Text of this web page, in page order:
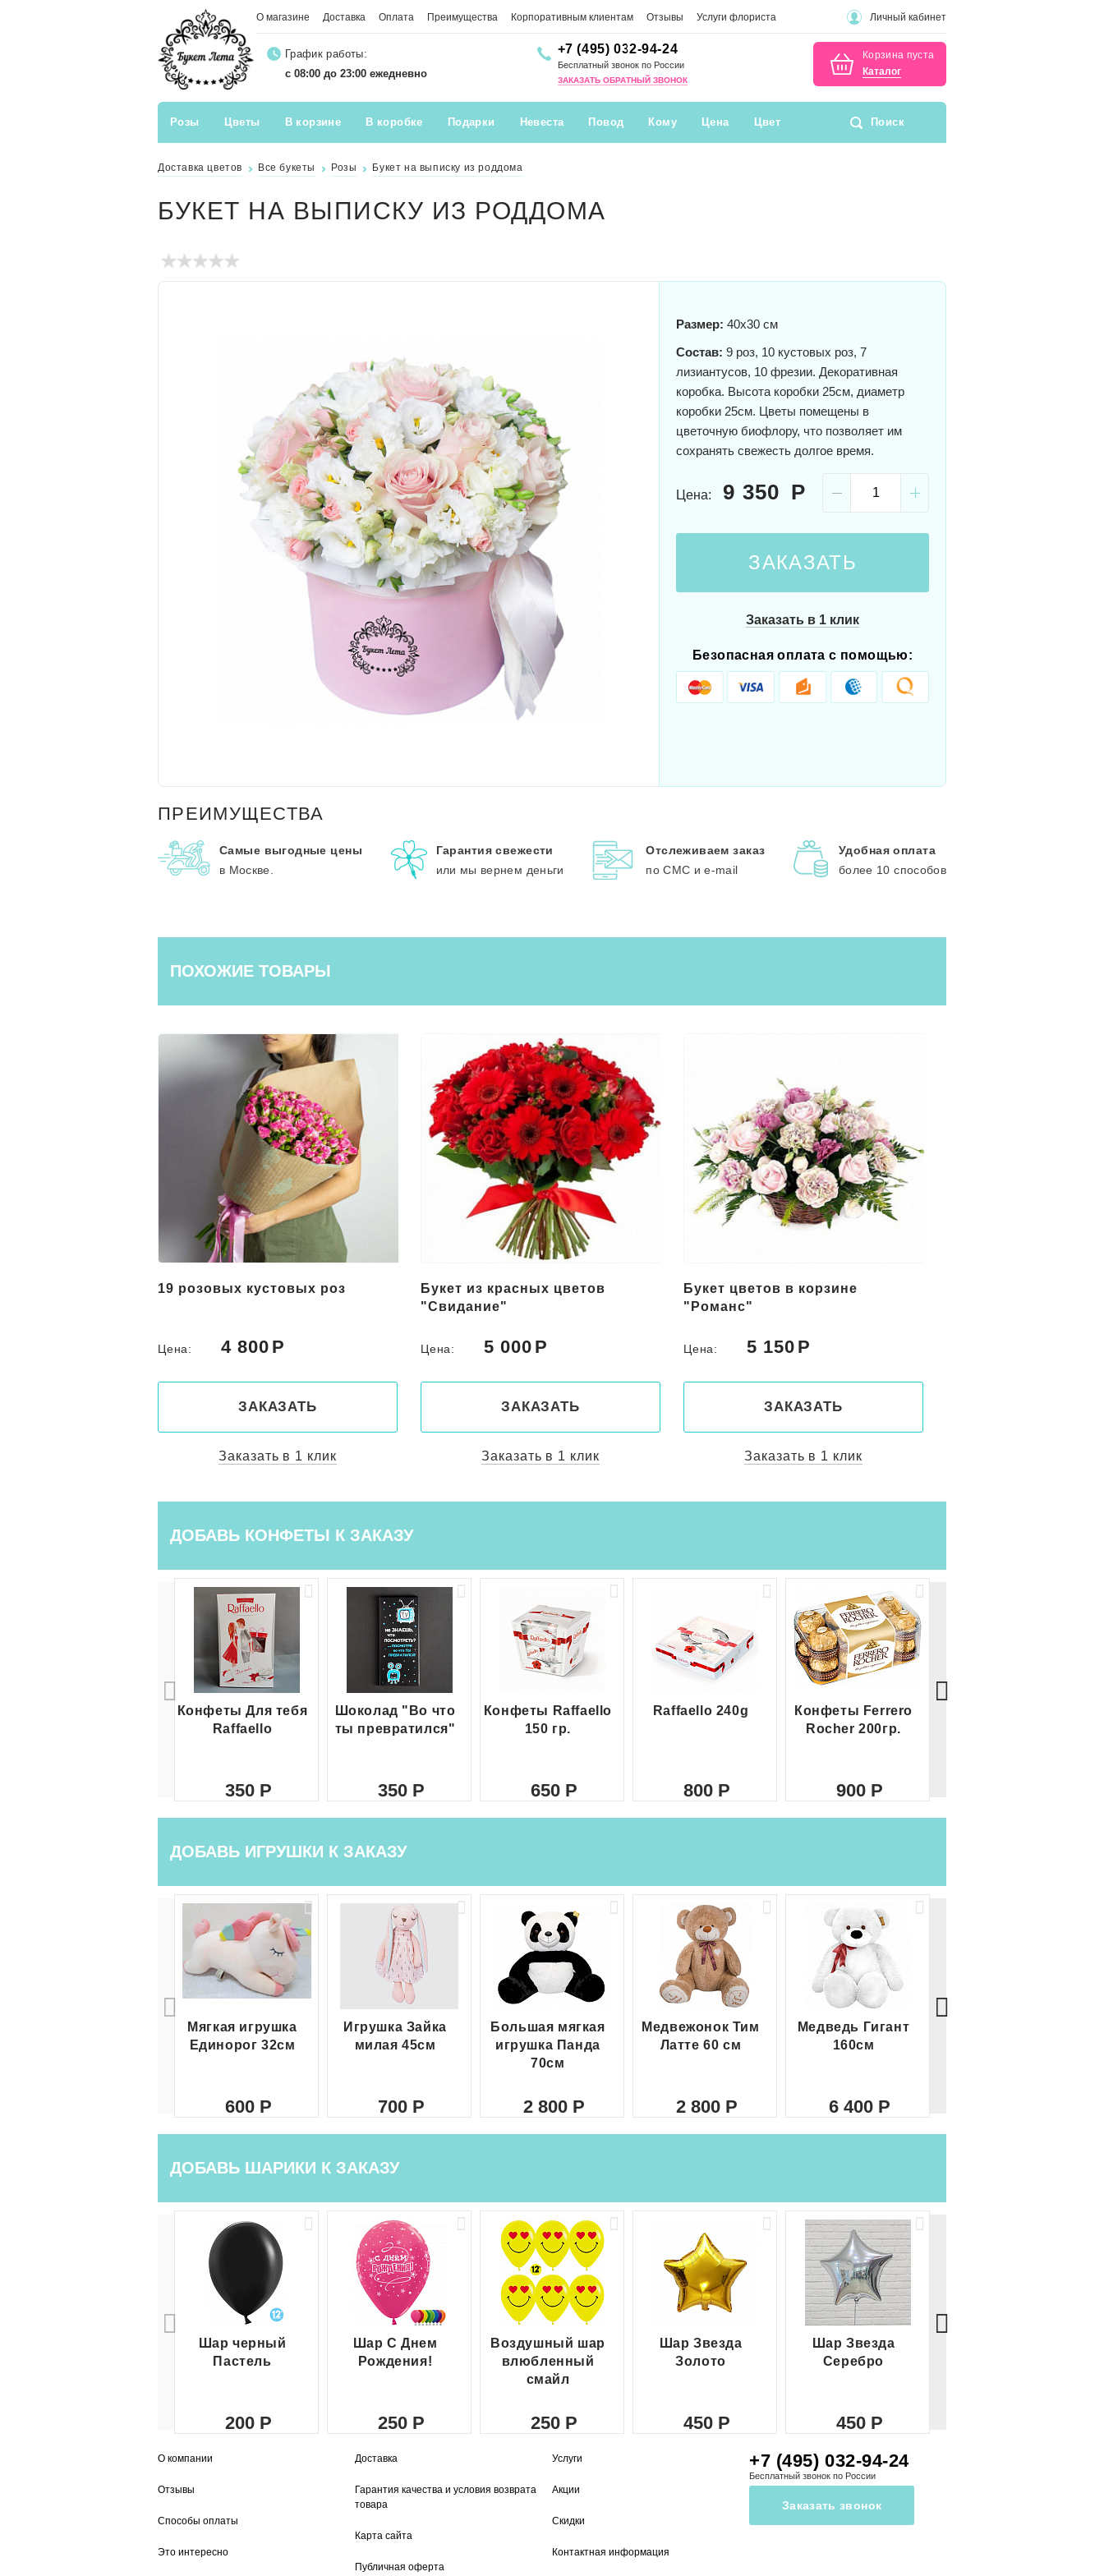
О магазине Доставка Оплата Преимущества Корпоративным клиентам Отзывы Услуги флориста Личный кабинет
График работы:
с 08:00 до 23:00 ежедневно
+7 (495) 032-94-24
Бесплатный звонок по России
ЗАКАЗАТЬ ОБРАТНЫЙ ЗВОНОК
Корзина пуста
Каталог
Розы Цветы В корзине В коробке Подарки Невеста Повод Кому Цена Цвет Поиск
Доставка цветов Все букеты Розы Букет на выписку из роддома
БУКЕТ НА ВЫПИСКУ ИЗ РОДДОМА
Размер: 40x30 см
Состав: 9 роз, 10 кустовых роз, 7
лизиантусов, 10 фрезии. Декоративная
коробка. Высота коробки 25см, диаметр
коробки 25см. Цветы помещены в
цветочную биофлору, что позволяет им
сохранять свежесть долгое время.
Цена: 9 350
ЗАКАЗАТЬ
Заказать в 1 клик
Безопасная оплата с помощью:
ПРЕИМУЩЕСТВА
Самые выгодные цены
в Москве.
Гарантия свежести
или мы вернем деньги
Отслеживаем заказ
по СМС и e-mail
Удобная оплата
более 10 способов
ПОХОЖИЕ ТОВАРЫ
19 розовых кустовых роз
Цена: 4 800
ЗАКАЗАТЬ
Заказать в 1 клик
Букет из красных цветов
"Свидание"
Цена: 5 000
ЗАКАЗАТЬ
Заказать в 1 клик
Букет цветов в корзине
"Романс"
Цена: 5 150
ЗАКАЗАТЬ
Заказать в 1 клик
ДОБАВЬ КОНФЕТЫ К ЗАКАЗУ
Конфеты Для тебя
Raffaello
350
Шоколад "Во что
ты превратился"
350
Конфеты Raffaello
150 гр.
650
Raffaello 240g
800
Конфеты Ferrero
Rocher 200гр.
900
ДОБАВЬ ИГРУШКИ К ЗАКАЗУ
Мягкая игрушка
Единорог 32см
600
Игрушка Зайка
милая 45см
700
Большая мягкая
игрушка Панда
70см
2 800
Медвежонок Тим
Латте 60 см
2 800
Медведь Гигант
160см
6 400
ДОБАВЬ ШАРИКИ К ЗАКАЗУ
Шар черный
Пастель
200
Шар С Днем
Рождения!
250
Воздушный шар
влюбленный
смайл
250
Шар Звезда
Золото
450
Шар Звезда
Серебро
450
О компании
Отзывы
Способы оплаты
Это интересно
Доставка
Гарантия качества и условия возврата
товара
Карта сайта
Публичная оферта
Услуги
Акции
Скидки
Контактная информация
+7 (495) 032-94-24
Бесплатный звонок по России
Заказать звонок